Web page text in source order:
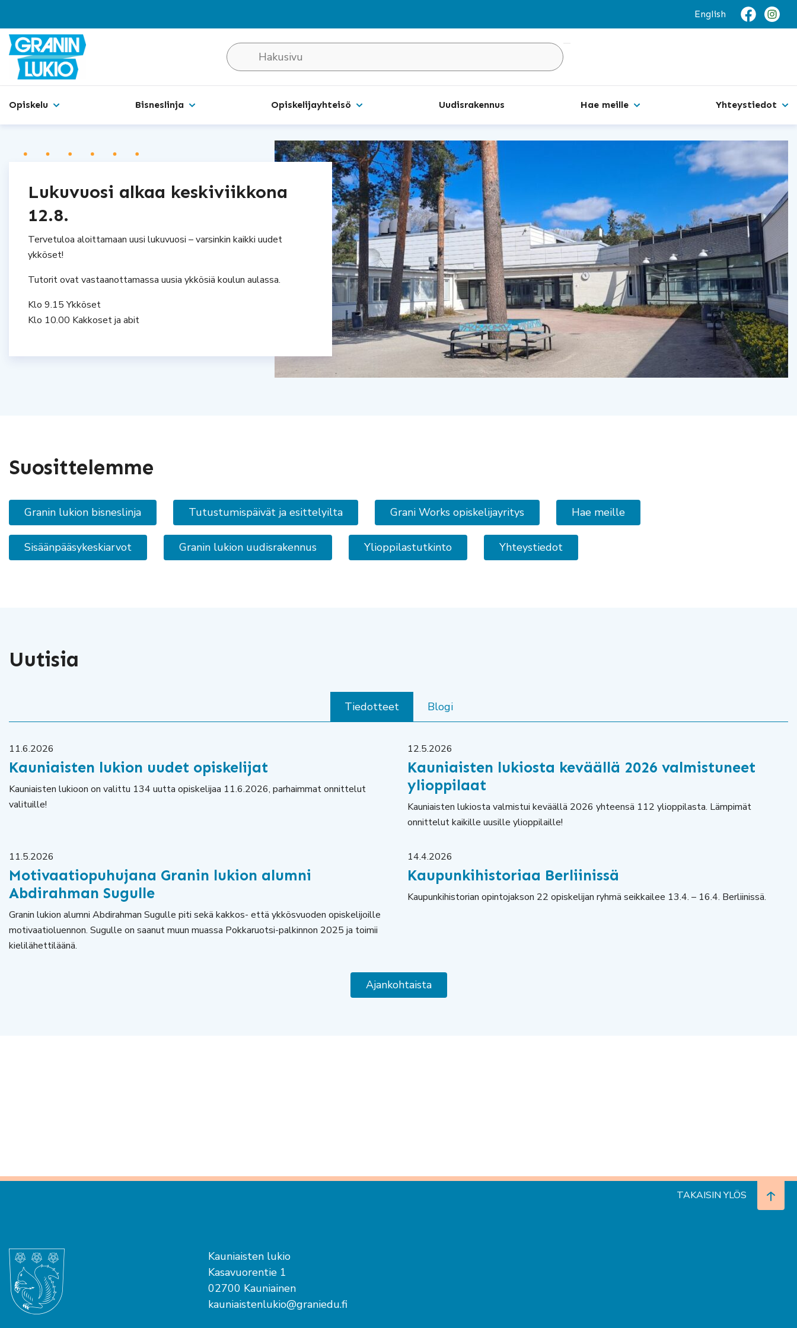
English
Hakusivu
Opiskelu Bisneslinja Opiskelijayhteisö Uudisrakennus Hae meille Yhteystiedot
Lukuvuosi alkaa keskiviikkona
12.8.
Tervetuloa aloittamaan uusi lukuvuosi – varsinkin kaikki uudet
ykköset!
Tutorit ovat vastaanottamassa uusia ykkösiä koulun aulassa.
Klo 9.15 Ykköset
Klo 10.00 Kakkoset ja abit
Suosittelemme
Granin lukion bisneslinja Tutustumispäivät ja esittelyilta Grani Works opiskelijayritys Hae meille
Sisäänpääsykeskiarvot Granin lukion uudisrakennus Ylioppilastutkinto Yhteystiedot
Uutisia
Tiedotteet Blogi
11.6.2026
Kauniaisten lukion uudet opiskelijat
Kauniaisten lukioon on valittu 134 uutta opiskelijaa 11.6.2026, parhaimmat onnittelut
valituille!
12.5.2026
Kauniaisten lukiosta keväällä 2026 valmistuneet
ylioppilaat
Kauniaisten lukiosta valmistui keväällä 2026 yhteensä 112 ylioppilasta. Lämpimät
onnittelut kaikille uusille ylioppilaille!
11.5.2026
Motivaatiopuhujana Granin lukion alumni
Abdirahman Sugulle
Granin lukion alumni Abdirahman Sugulle piti sekä kakkos- että ykkösvuoden opiskelijoille
motivaatioluennon. Sugulle on saanut muun muassa Pokkaruotsi-palkinnon 2025 ja toimii
kielilähettiläänä.
14.4.2026
Kaupunkihistoriaa Berliinissä
Kaupunkihistorian opintojakson 22 opiskelijan ryhmä seikkailee 13.4. – 16.4. Berliinissä.
Ajankohtaista
TAKAISIN YLÖS
Kauniaisten lukio
Kasavuorentie 1
02700 Kauniainen
kauniaistenlukio@graniedu.fi